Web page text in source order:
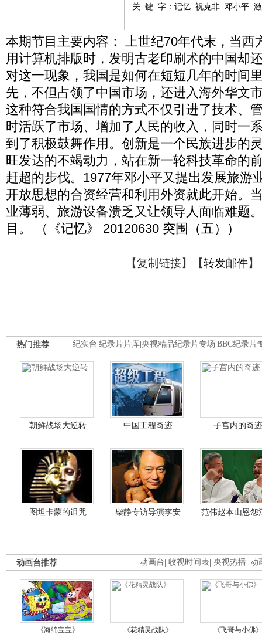
关 键 字： 记忆 祝克非 邓小平
本期节目主要内容： 上世纪70年代末，当西
用计算机排版时，发明古老印刷术的中国却
对这一现象，我国是如何在短短几年的时间
先，不但占领了中国市场，还进入海外华文
这种符合我国国情的方式不仅引进了技术、
时活跃了市场、增加了人民的收入，同时一
到了积极鼓舞作用。创新是一个民族进步的
旺发达的不竭动力，站在新一轮科技革命的
赶超的步伐。1977年邓小平又提出发展旅游
开放思想的合资经营和利用外资就此开始。
业薄弱、旅游设备溃乏又让领导人面临难题
目。 （《记忆》 20120630 突围（五））
【复制链接】【转发邮件】
纪实台 纪录片片库 央视精品纪录片专场 BBC纪录片
热门推荐
朝鲜战场大逆转 中国工程奇迹 子宫内的奇迹
图坦卡蒙的诅咒 柴静专访导演李安 范伟赵本山恩怨
动画台 收视时间表 央视热播 动
动画台推荐
《海绵宝宝》 《花精灵战队》 《飞哥与小佛》